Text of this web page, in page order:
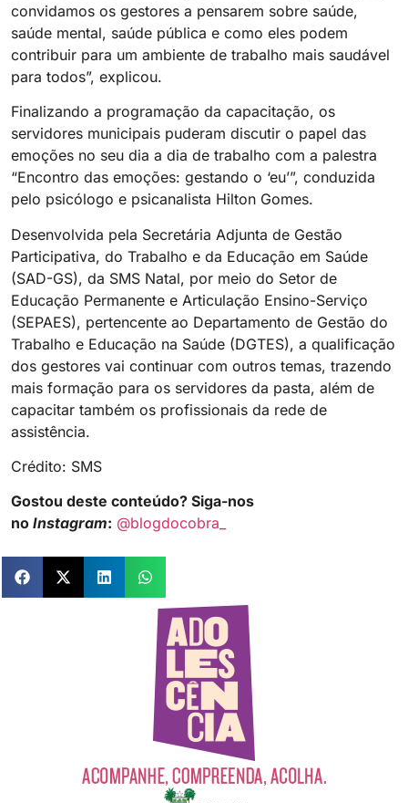
convidamos os gestores a pensarem sobre saúde,
saúde mental, saúde pública e como eles podem
contribuir para um ambiente de trabalho mais saudável
para todos”, explicou.
Finalizando a programação da capacitação, os
servidores municipais puderam discutir o papel das
emoções no seu dia a dia de trabalho com a palestra
“Encontro das emoções: gestando o ‘eu’”, conduzida
pelo psicólogo e psicanalista Hilton Gomes.
Desenvolvida pela Secretária Adjunta de Gestão
Participativa, do Trabalho e da Educação em Saúde
(SAD-GS), da SMS Natal, por meio do Setor de
Educação Permanente e Articulação Ensino-Serviço
(SEPAES), pertencente ao Departamento de Gestão do
Trabalho e Educação na Saúde (DGTES), a qualificação
dos gestores vai continuar com outros temas, trazendo
mais formação para os servidores da pasta, além de
capacitar também os profissionais da rede de
assistência.
Crédito: SMS
Gostou deste conteúdo? Siga-nos
no Instagram: @blogdocobra_